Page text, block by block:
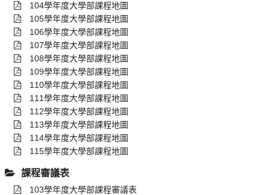
104學年度大學部課程地圖
105學年度大學部課程地圖
106學年度大學部課程地圖
107學年度大學部課程地圖
108學年度大學部課程地圖
109學年度大學部課程地圖
110學年度大學部課程地圖
111學年度大學部課程地圖
112學年度大學部課程地圖
113學年度大學部課程地圖
114學年度大學部課程地圖
115學年度大學部課程地圖
課程審議表
103學年度大學部課程審議表